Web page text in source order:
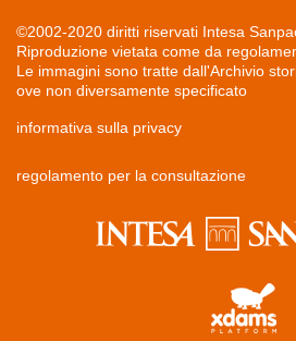
©2002-2020 diritti riservati Intesa
Riproduzione vietata come da
Le immagini sono tratte dall'Archivio
ove non diversamente specificato
informativa sulla privacy
regolamento per la consultazione